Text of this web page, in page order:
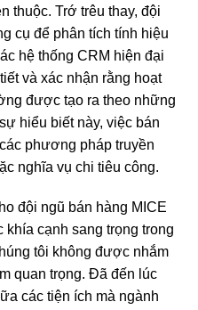
thuộc. Trớ trêu thay, đội
cụ để phân tích tính hiệu
hệ thống CRM hiện đại
và xác nhận rằng hoạt
được tạo ra theo những
hiểu biết này, việc bán
phương pháp truyền
nghĩa vụ chi tiêu công.
đội ngũ bán hàng MICE
khía cạnh sang trọng trong
tôi không được nhắm
quan trọng. Đã đến lúc
các tiện ích mà ngành